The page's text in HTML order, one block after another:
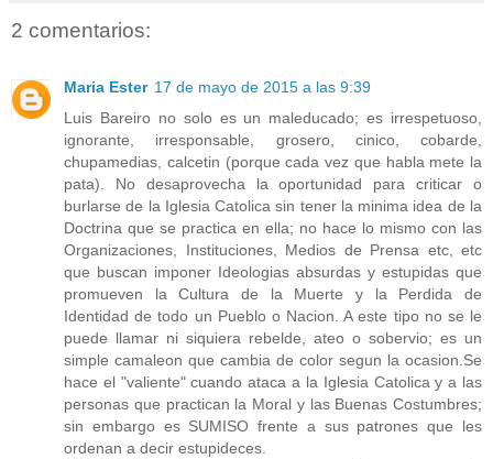
2 comentarios:
Maria Ester 17 de mayo de 2015 a las 9:39
Luis Bareiro no solo es un maleducado; es irrespetuoso,
ignorante, irresponsable, grosero, cinico, cobarde,
chupamedias, calcetin (porque cada vez que habla mete la
pata). No desaprovecha la oportunidad para criticar o
burlarse de la Iglesia Catolica sin tener la minima idea de la
Doctrina que se practica en ella; no hace lo mismo con las
Organizaciones, Instituciones, Medios de Prensa etc, etc
que buscan imponer Ideologias absurdas y estupidas que
promueven la Cultura de la Muerte y la Perdida de
Identidad de todo un Pueblo o Nacion. A este tipo no se le
puede llamar ni siquiera rebelde, ateo o sobervio; es un
simple camaleon que cambia de color segun la ocasion.Se
hace el "valiente" cuando ataca a la Iglesia Catolica y a las
personas que practican la Moral y las Buenas Costumbres;
sin embargo es SUMISO frente a sus patrones que les
ordenan a decir estupideces.